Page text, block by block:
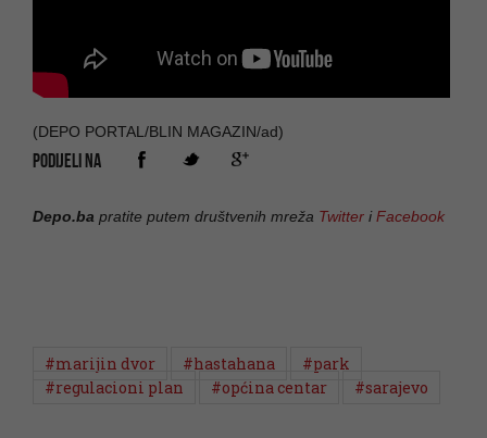
(DEPO PORTAL/BLIN MAGAZIN/ad)
PODIJELI NA
Depo.ba pratite putem društvenih mreža Twitter iFacebook
#marijin dvor #hastahana
#park
#regulacioni plan
#općina centar #sarajevo